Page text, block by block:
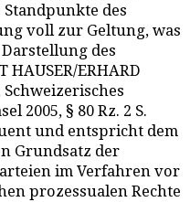
des
voll zur Geltung, was
des
HAUSER/ERHARD
Schweizerisches
2005, § 80 Rz. 2 S.
und entspricht dem
Grundsatz der
im Verfahren vor
prozessualen Rechte